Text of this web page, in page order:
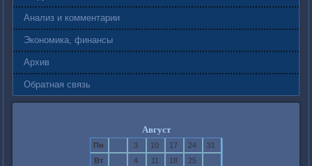
Анализ и комментарии
Экономика, финансы
Архив
Обратная связь
Август
Пн 3 10 17 24
31
Вт
4 11 18
25